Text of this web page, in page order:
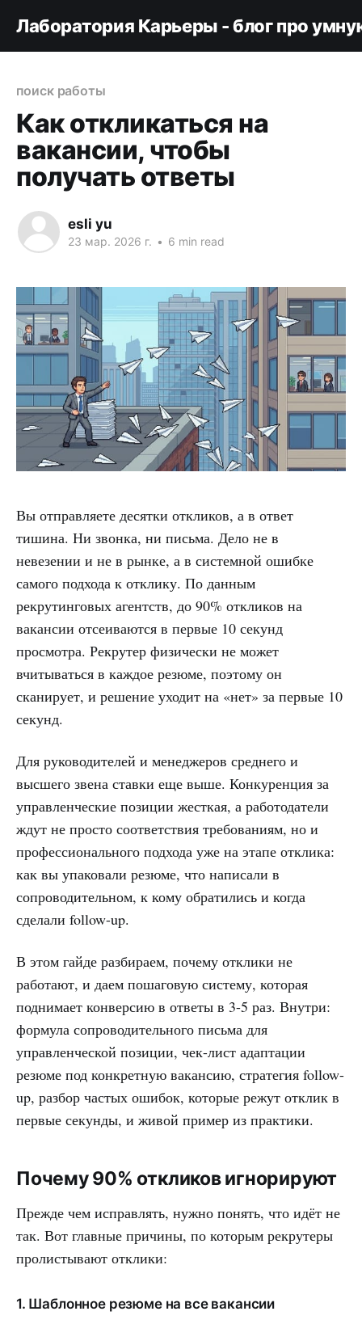
Лаборатория Карьеры - блог про
поиск работы
Как откликаться на
вакансии, чтобы
получать ответы
esli yu
23 мар. 2026 г. • 6 min read
Вы отправляете десятки откликов, а в ответ
тишина. Ни звонка, ни письма. Дело не в
невезении и не в рынке, а в системной ошибке
самого подхода к отклику. По данным
рекрутинговых агентств, до 90% откликов на
вакансии отсеиваются в первые 10 секунд
просмотра. Рекрутер физически не может
вчитываться в каждое резюме, поэтому он
сканирует, и решение уходит на «нет» за первые 10
секунд.
Для руководителей и менеджеров среднего и
высшего звена ставки еще выше. Конкуренция за
управленческие позиции жесткая, а работодатели
ждут не просто соответствия требованиям, но и
профессионального подхода уже на этапе отклика:
как вы упаковали резюме, что написали в
сопроводительном, к кому обратились и когда
сделали follow-up.
В этом гайде разбираем, почему отклики не
работают, и даем пошаговую систему, которая
поднимает конверсию в ответы в 3-5 раз. Внутри:
формула сопроводительного письма для
управленческой позиции, чек-лист адаптации
резюме под конкретную вакансию, стратегия follow-
up, разбор частых ошибок, которые режут отклик в
первые секунды, и живой пример из практики.
Почему 90% откликов игнорируют
Прежде чем исправлять, нужно понять, что идёт не
так. Вот главные причины, по которым рекрутеры
пролистывают отклики:
1. Шаблонное резюме на все вакансии